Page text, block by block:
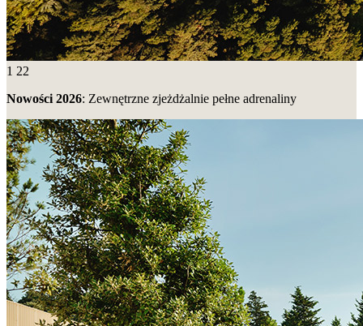
1 22
Nowości 2026: Zewnętrzne zjeżdżalnie pełne adrenaliny